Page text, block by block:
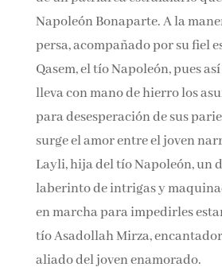
de una familia que vive bajo la
tiranía de un patriarca
idolatra a Napoleón Bonaparte.
un Quijote persa, acompañado
escudero Mash Qasem, el tío
lo llaman todos, lleva con mano
asuntos familiares, para
parientes. Cuando surge el
narrador y su prima Layli, hija
Napoleón, un divertidísimo
intrigas y maquinaciones se